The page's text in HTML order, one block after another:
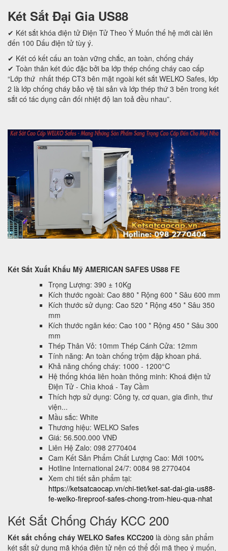
Két Sắt Đại Gia US88
✔ Két sắt khóa điện tử Điện Tử Theo Ý Muốn thế hệ mới cài lên
đến 100 Dấu điện tử tùy ý.
✔ Két có kết cấu an toàn vững chắc, an toàn, chống cháy
✔ Toàn thân két đúc đặc bởi ba lớp thép chống cháy cao cấp
“Lớp thứ nhất thép CT3 bên mặt ngoài két sắt WELKO Safes, lớp
2 là lớp chống cháy bảo vệ tài sản và lớp thép thứ 3 bên trong két
sắt có tác dụng cân đối nhiệt độ lan toả đều nhau”.
Két Sắt Xuất Khẩu Mỹ AMERICAN SAFES US88 FE
Trọng Lượng: 390 ± 10Kg
Kích thước ngoài: Cao 880 * Rộng 600 * Sâu 600 mm
Kích thước sử dụng: Cao 520 * Rộng 450 * Sâu 350
mm
Kích thước ngăn kéo: Cao 100 * Rộng 450 * Sâu 300
mm
Thép Thân Vỏ: 10mm Thép Cánh Cửa: 12mm
Tính năng: An toàn chống trộm đập khoan phá.
Khả năng chống cháy: 1000 - 1200°C
Hệ thống khóa liên hoàn thông minh: Khoá điện tử
Điện Tử - Chìa khoá - Tay Cầm
Thích hợp sử dụng: Công ty, cơ quan, gia đình, thư
viện...
Mầu sắc: White
Thương hiệu: WELKO Safes
Giá: 56.500.000 VNĐ
Liên Hệ Zalo: 098 2770404
Cam Kết Sản Phẩm Chất Lượng Cao: Mới 100%
Hotline International 24/7: 0084 98 2770404
Xem chi tiết sản phẩm tại:
https://ketsatcaocap.vn/chi-tiet/ket-sat-dai-gia-us88-
fe-welko-fireproof-safes-chong-trom-hieu-qua-nhat
Két Sắt Chống Cháy KCC 200
Két sắt chống cháy WELKO Safes KCC200 là dòng sản phẩm
két sắt sử dụng mã khóa điện tử nên có thể đổi mã theo ý muốn,